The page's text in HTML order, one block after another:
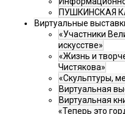
ПУШКИНСКАЯ
Виртуальные
«Участники
искусстве»
«Жизнь и
Чистякова»
«Скульптуры,
Виртуальная
Виртуальная
«Теперь это